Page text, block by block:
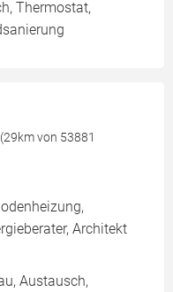
Thermostat,
von 53881
Architekt
Austausch,